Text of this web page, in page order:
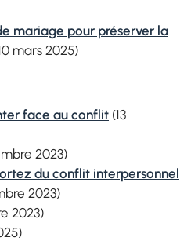
mariage pour préserver la
mars 2025)
face au conflit (13
2023)
du conflit interpersonnel
2023)
2023)